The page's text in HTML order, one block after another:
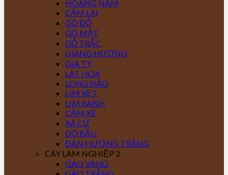
HOÀNG NAM
CẨM LAI
GÕ ĐỎ
GÕ MẬT
GỖ TRẮC
GIÁNG HƯƠNG
GIÁ TỴ
LÁT HOA
LONG NÃO
LIM XẸT
LIM XANH
CĂM XE
XÀ CỪ
DÓ BẦU
ĐÀN HƯƠNG TRẮNG
CÂY LÂM NGHIỆP 2
GÁO VÀNG